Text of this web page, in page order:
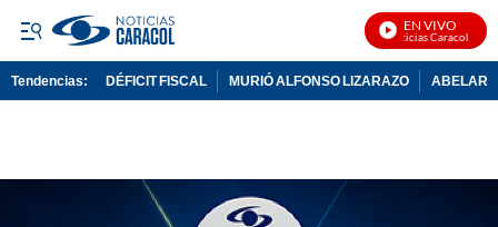
EN VIVO
Noticias Caracol En
Tendencias: DÉFICIT FISCAL MURIÓ ALFONSO LIZARAZO